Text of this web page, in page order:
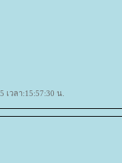
เวลา:15:57:30 น.